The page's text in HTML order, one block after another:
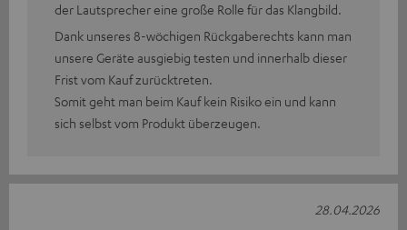
der Lautsprecher eine große Rolle für das Klangbild.
Dank unseres 8-wöchigen Rückgaberechts kann man
unsere Geräte ausgiebig testen und innerhalb dieser
Frist vom Kauf zurücktreten.
Somit geht man beim Kauf kein Risiko ein und kann
sich selbst vom Produkt überzeugen.
28.04.2026